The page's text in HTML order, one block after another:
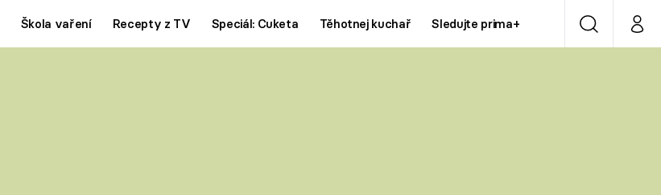
Škola vaření Recepty z TV Speciál: Cuketa Těhotnej kuchař Sledujte prima+ VyhledáváníMůj